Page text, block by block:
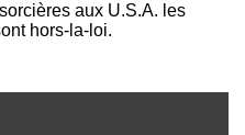
aux U.S.A. les
hors-la-loi.